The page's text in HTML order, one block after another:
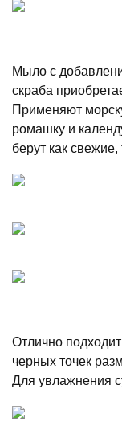
Мыло с
скраба
Применяют
ромашку и
берут как
Отлично
черных точек
Для увлажнения